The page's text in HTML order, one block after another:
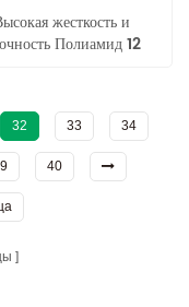
жесткость и
Полиамид 12
соединения
32 33 34
40